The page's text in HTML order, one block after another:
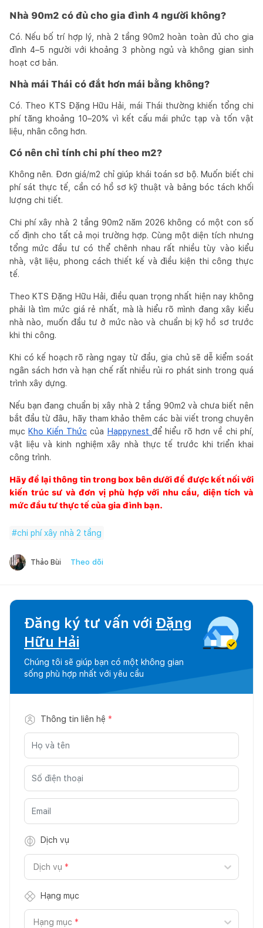
Nhà 90m2 có đủ cho gia đình 4 người không?
Có. Nếu bố trí hợp lý, nhà 2 tầng 90m2 hoàn toàn đủ cho gia
đình 4–5 người với khoảng 3 phòng ngủ và không gian sinh
hoạt cơ bản.
Nhà mái Thái có đắt hơn mái bằng không?
Có. Theo KTS Đặng Hữu Hải, mái Thái thường khiến tổng chi
phí tăng khoảng 10–20% vì kết cấu mái phức tạp và tốn vật
liệu, nhân công hơn.
Có nên chỉ tính chi phí theo m2?
Không nên. Đơn giá/m2 chỉ giúp khái toán sơ bộ. Muốn biết chi
phí sát thực tế, cần có hồ sơ kỹ thuật và bảng bóc tách khối
lượng chi tiết.
Chi phí xây nhà 2 tầng 90m2 năm 2026 không có một con số
cố định cho tất cả mọi trường hợp. Cùng một diện tích nhưng
tổng mức đầu tư có thể chênh nhau rất nhiều tùy vào kiểu
nhà, vật liệu, phong cách thiết kế và điều kiện thi công thực
tế.
Theo KTS Đặng Hữu Hải, điều quan trọng nhất hiện nay không
phải là tìm mức giá rẻ nhất, mà là hiểu rõ mình đang xây kiểu
nhà nào, muốn đầu tư ở mức nào và chuẩn bị kỹ hồ sơ trước
khi thi công.
Khi có kế hoạch rõ ràng ngay từ đầu, gia chủ sẽ dễ kiểm soát
ngân sách hơn và hạn chế rất nhiều rủi ro phát sinh trong quá
trình xây dựng.
Nếu bạn đang chuẩn bị xây nhà 2 tầng 90m2 và chưa biết nên
bắt đầu từ đâu, hãy tham khảo thêm các bài viết trong chuyên
mục Kho Kiến Thức của Happynestđể hiểu rõ hơn về chi phí,
vật liệu và kinh nghiệm xây nhà thực tế trước khi triển khai
công trình.
Hãy để lại thông tin trong box bên dưới để được kết nối với
kiến trúc sư và đơn vị phù hợp với nhu cầu, diện tích và
mức đầu tư thực tế của gia đình bạn.
#chi phí xây nhà 2 tầng
Thảo Bùi Theo dõi
Đăng ký tư vấn với Đặng
Hữu Hải
Chúng tôi sẽ giúp bạn có một không gian
sống phù hợp nhất với yêu cầu
Thông tin liên hệ *
Dịch vụ
Dịch vụ *
Hạng mục
Hạng mục *